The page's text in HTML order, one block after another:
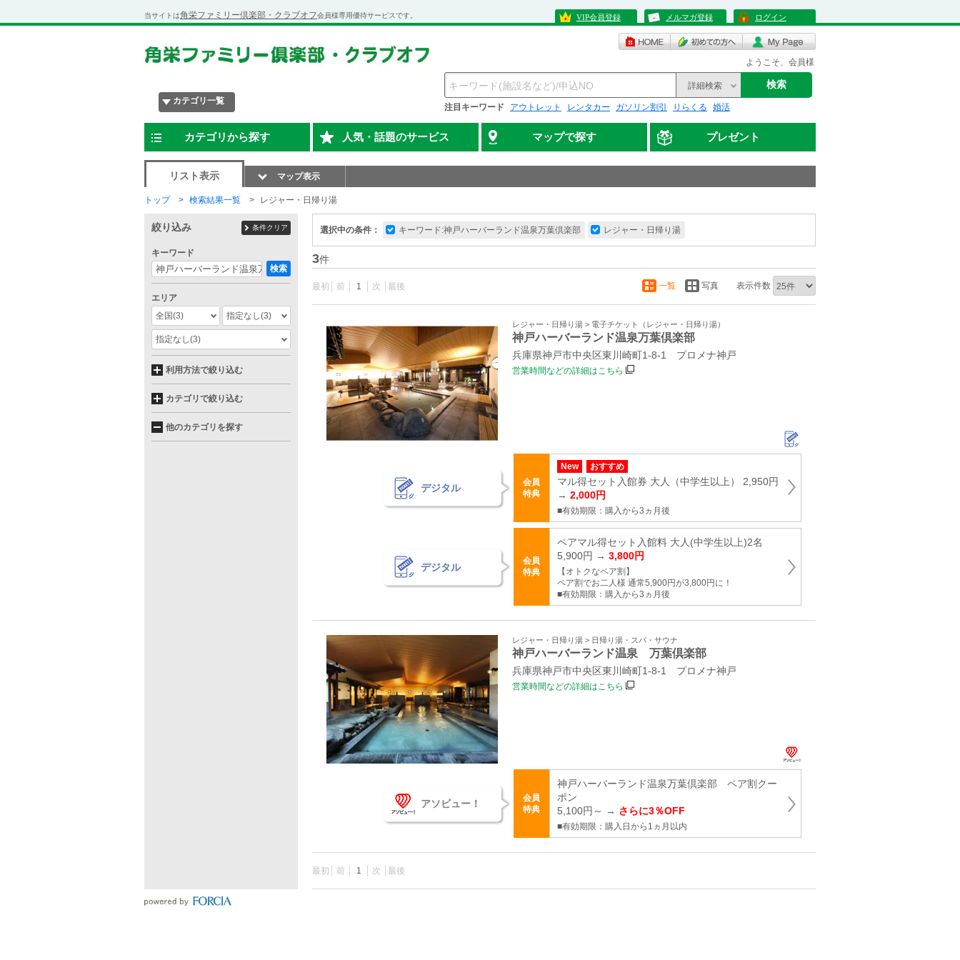
当サイトは角栄ファミリー倶楽部・クラブオフ会員様専用優待サービスです。 VIP会員登録 メルマガ登録 ログイン
ようこそ、会員様
カテゴリ一覧
詳細検索 検索
注目キーワード アウトレット レンタカー ガソリン割引 りらくる 婚活
カテゴリから探す 人気・話題のサービス マップで探す プレゼント
リスト表示 マップ表示
トップ 検索結果一覧 レジャー・日帰り湯
選択中の条件： キーワード:神戸ハーバーランド温泉万葉倶楽部 レジャー・日帰り湯
3件
最初 前 1 次 最後 一覧 写真 表示件数
レジャー・日帰り湯 > 電子チケット（レジャー・日帰り湯）
神戸ハーバーランド温泉万葉倶楽部
兵庫県神戸市中央区東川崎町1-8-1 プロメナ神戸
営業時間などの詳細はこちら
デジタル
会員
特典
New おすすめ
マル得セット入館券 大人（中学生以上） 2,950円
→ 2,000円
■有効期限：購入から3ヵ月後
デジタル
会員
特典
ペアマル得セット入館料 大人(中学生以上)2名
5,900円 → 3,800円
【オトクなペア割】
ペア割でお二人様 通常5,900円が3,800円に！
■有効期限：購入から3ヵ月後
レジャー・日帰り湯 > 日帰り湯・スパ・サウナ
神戸ハーバーランド温泉 万葉倶楽部
兵庫県神戸市中央区東川崎町1‐8‐1 プロメナ神戸
営業時間などの詳細はこちら
アソビュー！
会員
特典
神戸ハーバーランド温泉万葉倶楽部 ペア割クー
ポン
5,100円～ → さらに3％OFF
■有効期限：購入日から1ヵ月以内
最初 前 1 次 最後
絞り込み 条件クリア
キーワード
検索
エリア
全国(3) 指定なし(3)
指定なし(3)
利用方法で絞り込む
カテゴリで絞り込む
他のカテゴリを探す